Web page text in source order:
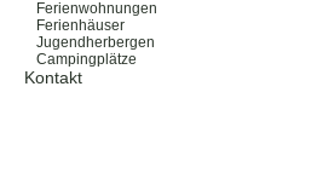
Ferienwohnungen
Ferienhäuser
Jugendherbergen
Campingplätze
Kontakt